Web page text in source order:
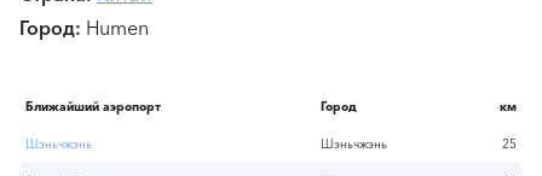
Город Humen
Ближайший аэропорт Город км
Шэньчжэнь Шэньчжэнь 25